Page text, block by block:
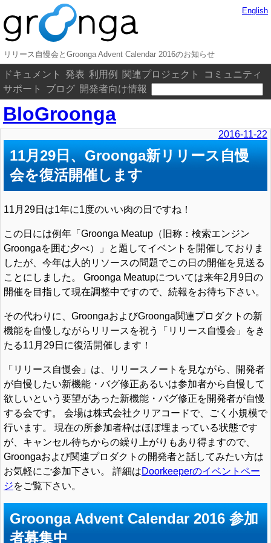
リリース自慢会とGroonga Advent Calendar 2016のお知らせ
ドキュメント 発表 利用例 関連プロジェクト
コミュニティ
サポート
ブログ 開発者向け情報
English
BloGroonga
2016-11-22
11月29日、Groonga新リリース自慢
会を復活開催します
11月29日は1年に1度のいい肉の日ですね！
この日には例年「Groonga Meatup（旧称：検索エンジン
Groongaを囲む夕べ）」と題してイベントを開催しておりま
したが、今年は人的リソースの問題でこの日の開催を見送る
ことにしました。 Groonga Meatupについては来年2月9日の
開催を目指して現在調整中ですので、続報をお待ち下さい。
その代わりに、GroongaおよびGroonga関連プロダクトの新
機能を自慢しながらリリースを祝う「リリース自慢会」をき
たる11月29日に復活開催します！
「リリース自慢会」は、リリースノートを見ながら、開発者
が自慢したい新機能・バグ修正あるいは参加者から自慢して
欲しいという要望があった新機能・バグ修正を開発者が自慢
する会です。 会場は株式会社クリアコードで、ごく小規模で
行います。 現在の所参加者枠はほぼ埋まっている状態です
が、キャンセル待ちからの繰り上がりもあり得ますので、
Groongaおよび関連プロダクトの開発者と話してみたい方は
お気軽にご参加下さい。 詳細はDoorkeeperのイベントペー
ジをご覧下さい。
Groonga Advent Calendar 2016 参加
者募集中